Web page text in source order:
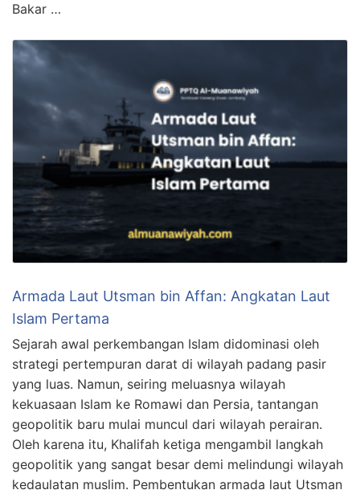
Bakar …
Armada Laut Utsman bin Affan: Angkatan Laut
Islam Pertama
Sejarah awal perkembangan Islam didominasi oleh
strategi pertempuran darat di wilayah padang pasir
yang luas. Namun, seiring meluasnya wilayah
kekuasaan Islam ke Romawi dan Persia, tantangan
geopolitik baru mulai muncul dari wilayah perairan.
Oleh karena itu, Khalifah ketiga mengambil langkah
geopolitik yang sangat besar demi melindungi wilayah
kedaulatan muslim. Pembentukan armada laut Utsman